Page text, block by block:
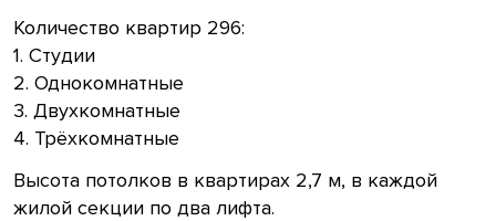
Количество квартир 296:
1. Студии
2. Однокомнатные
3. Двухкомнатные
4. Трёхкомнатные
Высота потолков в квартирах 2,7 м, в каждой
жилой секции по два лифта.